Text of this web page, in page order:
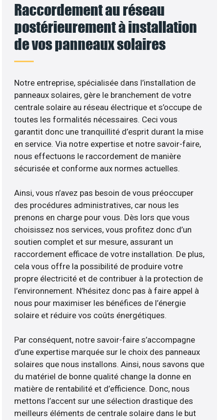
Raccordement au réseau
postérieurement à installation
de vos panneaux solaires
Notre entreprise, spécialisée dans l’installation de
panneaux solaires, gère le branchement de votre
centrale solaire au réseau électrique et s’occupe de
toutes les formalités nécessaires. Ceci vous
garantit donc une tranquillité d’esprit durant la mise
en service. Via notre expertise et notre savoir-faire,
nous effectuons le raccordement de manière
sécurisée et conforme aux normes actuelles.
Ainsi, vous n’avez pas besoin de vous préoccuper
des procédures administratives, car nous les
prenons en charge pour vous. Dès lors que vous
choisissez nos services, vous profitez donc d’un
soutien complet et sur mesure, assurant un
raccordement efficace de votre installation. De plus,
cela vous offre la possibilité de produire votre
propre électricité et de contribuer à la protection de
l’environnement. N’hésitez donc pas à faire appel à
nous pour maximiser les bénéfices de l’énergie
solaire et réduire vos coûts énergétiques.
Par conséquent, notre savoir-faire s’accompagne
d’une expertise marquée sur le choix des panneaux
solaires que nous installons. Ainsi, nous savons que
du matériel de bonne qualité change la donne en
matière de rentabilité et d’efficience. Donc, nous
mettons l’accent sur une sélection drastique des
meilleurs éléments de centrale solaire dans le but